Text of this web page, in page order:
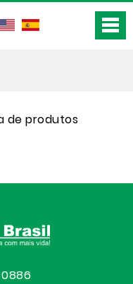
de produtos